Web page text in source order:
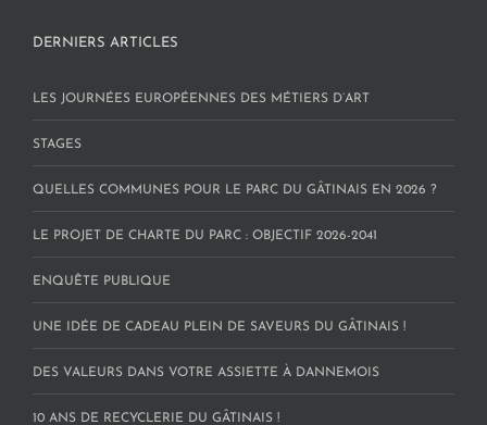
DERNIERS ARTICLES
LES JOURNÉES EUROPÉENNES DES MÉTIERS D’ART
STAGES
QUELLES COMMUNES POUR LE PARC DU GÂTINAIS EN 2026 ?
LE PROJET DE CHARTE DU PARC : OBJECTIF 2026-2041
ENQUÊTE PUBLIQUE
UNE IDÉE DE CADEAU PLEIN DE SAVEURS DU GÂTINAIS !
DES VALEURS DANS VOTRE ASSIETTE À DANNEMOIS
10 ANS DE RECYCLERIE DU GÂTINAIS !